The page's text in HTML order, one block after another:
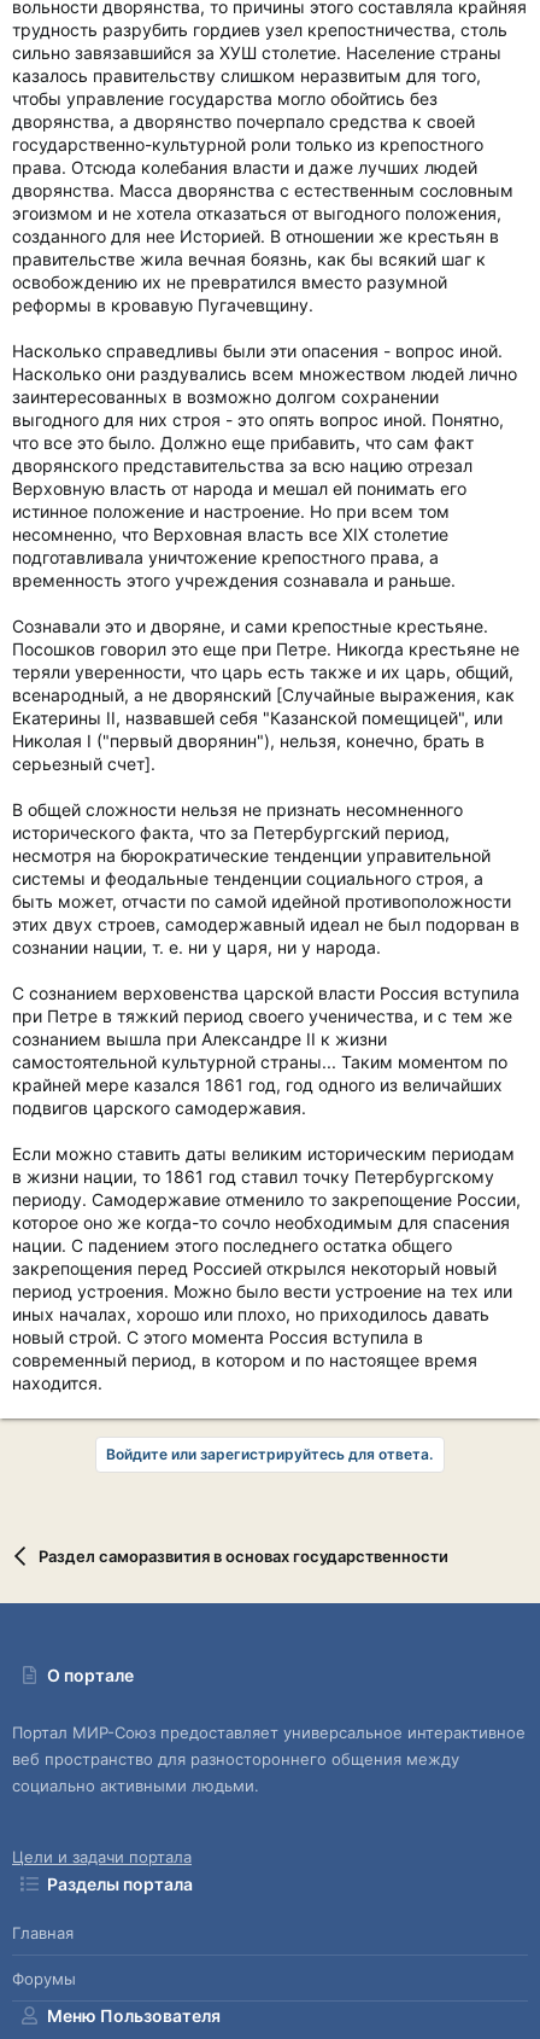
вольности дворянства, то причины этого составляла крайняя
трудность разрубить гордиев узел крепостничества, столь
сильно завязавшийся за ХУШ столетие. Население страны
казалось правительству слишком неразвитым для того,
чтобы управление государства могло обойтись без
дворянства, а дворянство почерпало средства к своей
государственно-культурной роли только из крепостного
права. Отсюда колебания власти и даже лучших людей
дворянства. Масса дворянства с естественным сословным
эгоизмом и не хотела отказаться от выгодного положения,
созданного для нее Историей. В отношении же крестьян в
правительстве жила вечная боязнь, как бы всякий шаг к
освобождению их не превратился вместо разумной
реформы в кровавую Пугачевщину.
Насколько справедливы были эти опасения - вопрос иной.
Насколько они раздувались всем множеством людей лично
заинтересованных в возможно долгом сохранении
выгодного для них строя - это опять вопрос иной. Понятно,
что все это было. Должно еще прибавить, что сам факт
дворянского представительства за всю нацию отрезал
Верховную власть от народа и мешал ей понимать его
истинное положение и настроение. Но при всем том
несомненно, что Верховная власть все XIX столетие
подготавливала уничтожение крепостного права, а
временность этого учреждения сознавала и раньше.
Сознавали это и дворяне, и сами крепостные крестьяне.
Посошков говорил это еще при Петре. Никогда крестьяне не
теряли уверенности, что царь есть также и их царь, общий,
всенародный, а не дворянский [Случайные выражения, как
Екатерины II, назвавшей себя "Казанской помещицей", или
Николая I ("первый дворянин"), нельзя, конечно, брать в
серьезный счет].
В общей сложности нельзя не признать несомненного
исторического факта, что за Петербургский период,
несмотря на бюрократические тенденции управительной
системы и феодальные тенденции социального строя, а
быть может, отчасти по самой идейной противоположности
этих двух строев, самодержавный идеал не был подорван в
сознании нации, т. е. ни у царя, ни у народа.
С сознанием верховенства царской власти Россия вступила
при Петре в тяжкий период своего ученичества, и с тем же
сознанием вышла при Александре II к жизни
самостоятельной культурной страны... Таким моментом по
крайней мере казался 1861 год, год одного из величайших
подвигов царского самодержавия.
Если можно ставить даты великим историческим периодам
в жизни нации, то 1861 год ставил точку Петербургскому
периоду. Самодержавие отменило то закрепощение России,
которое оно же когда-то сочло необходимым для спасения
нации. С падением этого последнего остатка общего
закрепощения перед Россией открылся некоторый новый
период устроения. Можно было вести устроение на тех или
иных началах, хорошо или плохо, но приходилось давать
новый строй. С этого момента Россия вступила в
современный период, в котором и по настоящее время
находится.
Войдите или зарегистрируйтесь для ответа.
Раздел саморазвития в основах государственности
О портале
Портал МИР-Союз предоставляет универсальное интерактивное
веб пространство для разностороннего общения между
социально активными людьми.
Цели и задачи портала
Разделы портала
Главная
Форумы
Меню Пользователя